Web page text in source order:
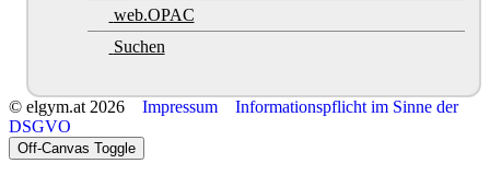
web.OPAC
Suchen
© elgym.at 2026 Impressum
Informationspflicht im Sinne der
DSGVO
Off-Canvas Toggle